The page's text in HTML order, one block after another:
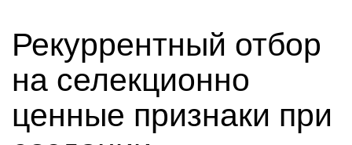
Рекуррентный отбор
на селекционно
ценные признаки при